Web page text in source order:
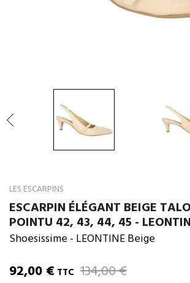
LES ESCARPINS
ESCARPIN ÉLÉGANT BEIGE
POINTU 42, 43, 44, 45 -
Shoesissime- LEONTINE Beige
92,00 € TTC 134,00 €